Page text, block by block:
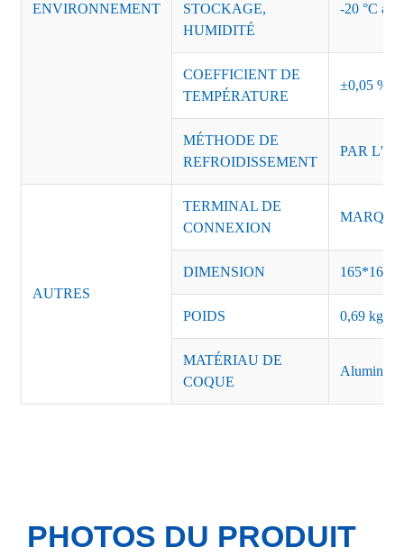
ENVIRONNEMENT
STOCKAGE,
HUMIDITÉ
-20 °C à
COEFFICIENT DE
TEMPÉRATURE
±0,05 %/
MÉTHODE DE
REFROIDISSEMENT
PAR
AUTRES
TERMINAL DE
CONNEXION
DIMENSION
POIDS 0,69 kg/
MATÉRIAU DE
COQUE
Aluminium
PHOTOS DU PRODUIT